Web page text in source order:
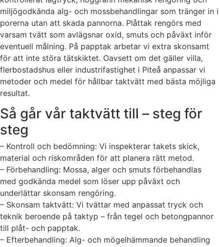
miljögodkända alg- och mossbehandlingar som tränger in i
porerna utan att skada pannorna. Plåttak rengörs med
varsam tvätt som avlägsnar oxid, smuts och påväxt inför
eventuell målning. På papptak arbetar vi extra skonsamt
för att inte störa tätskiktet. Oavsett om det gäller villa,
flerbostadshus eller industrifastighet i Piteå anpassar vi
metoder och medel för hållbar taktvätt med bästa möjliga
resultat.
Så går vår taktvätt till – steg för
steg
– Kontroll och bedömning: Vi inspekterar takets skick,
material och riskområden för att planera rätt metod.
– Förbehandling: Mossa, alger och smuts förbehandlas
med godkända medel som löser upp påväxt och
underlättar skonsam rengöring.
– Skonsam taktvätt: Vi tvättar med anpassat tryck och
teknik beroende på taktyp – från tegel och betongpannor
till plåt- och papptak.
– Efterbehandling: Alg- och mögelhämmande behandling